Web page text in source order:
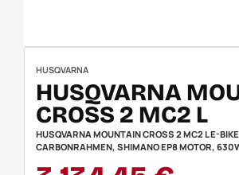
HUSQVARNA
HUSQVARNA
CROSS 2 MC2 L
HUSQVARNA MOUNTAIN CROSS 2 MC2 L E-
CARBONRAHMEN, SHIMANO EP8 MOTOR,